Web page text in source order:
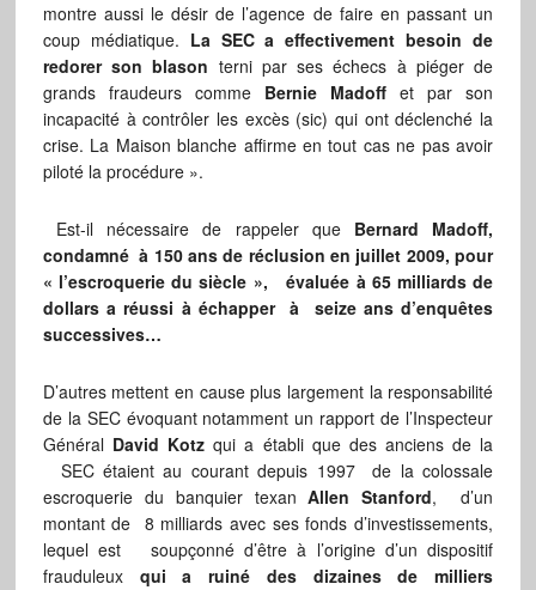
montre aussi le désir de l’agence de faire en passant un
coup médiatique. La SEC a effectivement besoin de
redorer son blason terni par ses échecs à piéger de
grands fraudeurs comme Bernie Madoff et par son
incapacité à contrôler les excès (sic) qui ont déclenché la
crise. La Maison blanche affirme en tout cas ne pas avoir
piloté la procédure ».
Est-il nécessaire de rappeler que Bernard Madoff,
condamné à 150 ans de réclusion en juillet 2009, pour
« l’escroquerie du siècle », évaluée à 65 milliards de
dollars a réussi à échapper à seize ans d’enquêtes
successives…
D’autres mettent en cause plus largement la responsabilité
de la SEC évoquant notamment un rapport de l’Inspecteur
Général David Kotzqui a établi que des anciens de la
SEC étaient au courant depuis 1997 de la colossale
escroquerie du banquier texanAllen Stanford, d’un
montant de 8 milliards avec ses fonds d’investissements,
lequel est soupçonné d’être à l’origine d’un dispositif
frauduleux qui a ruiné des dizaines de milliers